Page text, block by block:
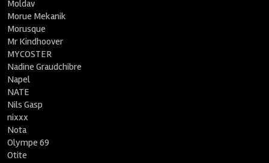
Moldav
Morue Mekanik
Morusque
Mr Kindhoover
MYCOSTER
Nadine Graudchibre
Napel
NATE
Nils Gasp
nixxx
Nota
Olympe 69
Otite